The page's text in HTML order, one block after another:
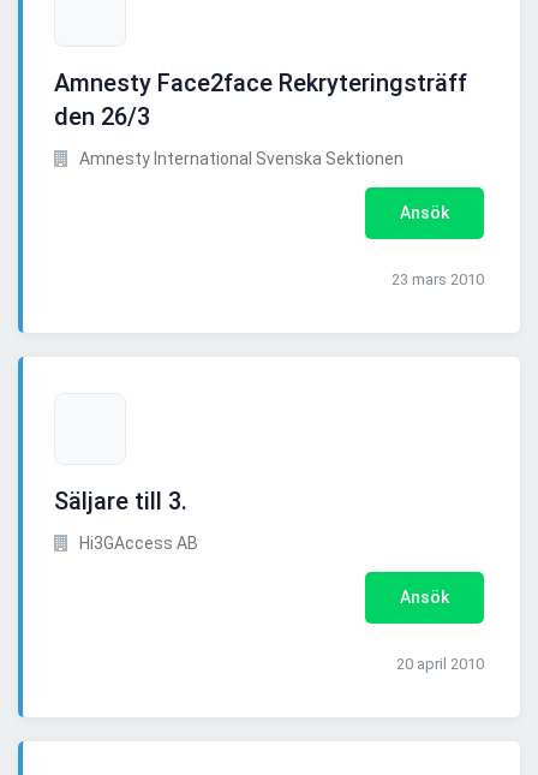
Amnesty Face2face Rekryteringsträff
den 26/3
Amnesty International Svenska Sektionen
Ansök
23 mars 2010
Säljare till 3.
Hi3GAccess AB
Ansök
20 april 2010